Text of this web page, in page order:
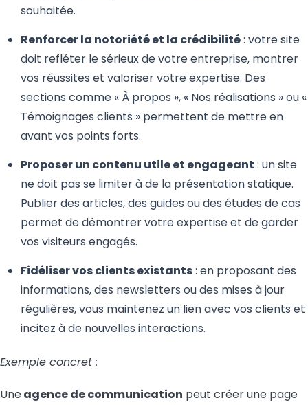
souhaitée.
Renforcer la notoriété et la crédibilité: votre site
doit refléter le sérieux de votre entreprise, montrer
vos réussites et valoriser votre expertise. Des
sections comme « À propos », « Nos réalisations » ou «
Témoignages clients » permettent de mettre en
avant vos points forts.
Proposer un contenu utile et engageant : un site
ne doit pas se limiter à de la présentation statique.
Publier des articles, des guides ou des études de cas
permet de démontrer votre expertise et de garder
vos visiteurs engagés.
Fidéliser vos clients existants: en proposant des
informations, des newsletters ou des mises à jour
régulières, vous maintenez un lien avec vos clients et
incitez à de nouvelles interactions.
Exemple concret :
Uneagence de communication peut créer une page